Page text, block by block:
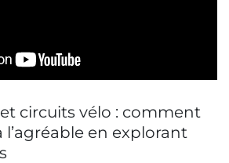
circuits vélo : comment
l’agréable en explorant